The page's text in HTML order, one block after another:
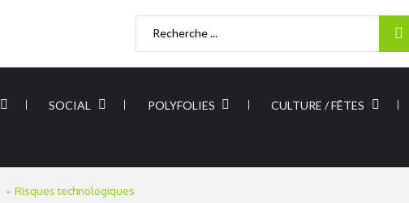
SOCIAL POLYFOLIES CULTURE / FÊTES
Risques technologiques